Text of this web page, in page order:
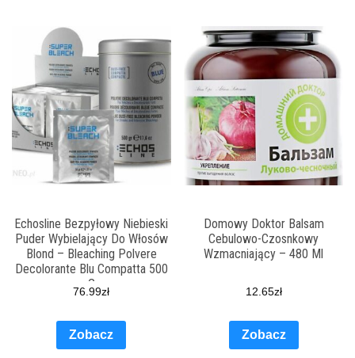
Echosline Bezpyłowy Niebieski
Puder Wybielający Do Włosów
Blond – Bleaching Polvere
Decolorante Blu Compatta 500
G
76.99zł
Zobacz
Domowy Doktor Balsam
Cebulowo-Czosnkowy
Wzmacniający – 480 Ml
12.65zł
Zobacz